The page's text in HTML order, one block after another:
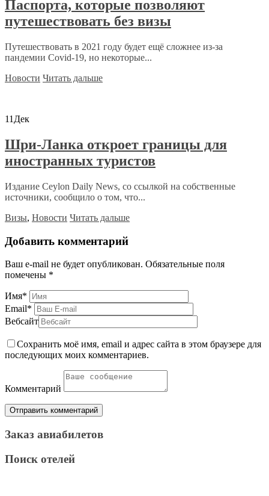
Паспорта, которые позволяют
путешествовать без визы
Путешествовать в 2021 году будет ещё сложнее из-за
пандемии Covid-19, но некоторые...
Новости Читать дальше
11 Дек
Шри-Ланка откроет границы для
иностранных туристов
Издание Ceylon Daily News, со ссылкой на собственные
источники, сообщило о том, что...
Визы, Новости Читать дальше
Добавить комментарий
Ваш e-mail не будет опубликован. Обязательные поля
помечены *
Имя*
Email*
Вебсайт
Сохранить моё имя, email и адрес сайта в этом браузере для
последующих моих комментариев.
Комментарий
Заказ авиабилетов
Поиск отелей